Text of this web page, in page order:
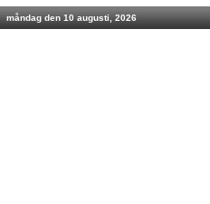
måndag den 10 augusti, 2026